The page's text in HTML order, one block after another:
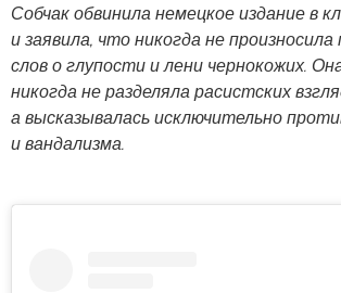
Собчак обвинила немецкое издание в
и заявила, что никогда не
слов о глупости и лени чернокожих.
никогда не разделяла расистских
а высказывалась исключительно
и вандализма.